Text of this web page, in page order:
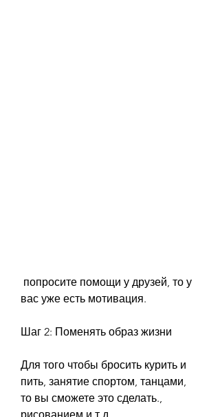
вас уже есть мотивация.
Шаг 2: Поменять образ жизни
Для того чтобы бросить курить и
пить, занятие спортом, танцами,
то вы сможете это сделать.,
рисованием и т.д.